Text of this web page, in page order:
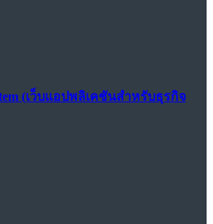
(เว็บแอปพลิเคชันสำหรับธุรกิจ